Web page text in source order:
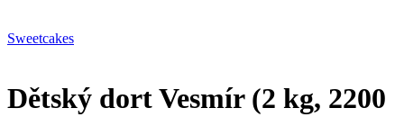
Sweetcakes
Dětský dort Vesmír (2 kg, 2200